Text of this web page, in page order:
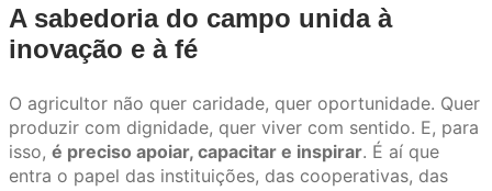
A sabedoria do campo unida à
inovação e à fé
O agricultor não quer caridade, quer oportunidade. Quer
produzir com dignidade, quer viver com sentido. E, para
isso, é preciso apoiar, capacitar e inspirar. É aí que
entra o papel das instituições, das cooperativas, das